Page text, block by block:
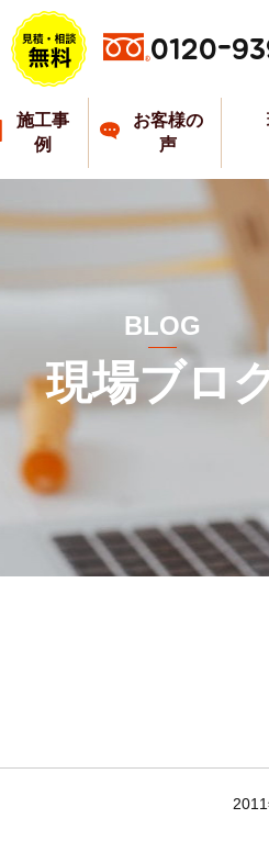
0120-
施工事
例
お客様の
声
BLOG
現場ブロ